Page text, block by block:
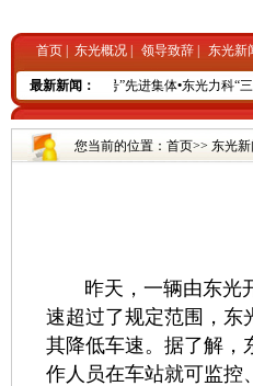
首页 东光概况 领导致辞 东光新
最新新闻：
财政局成“国字号”先进集体•东光力科“三
您当前的位置： 首页>> 东光新
昨天，一辆由东光开
速超过了规定范围，东
其降低车速。据了解，
作人员在车站就可监控